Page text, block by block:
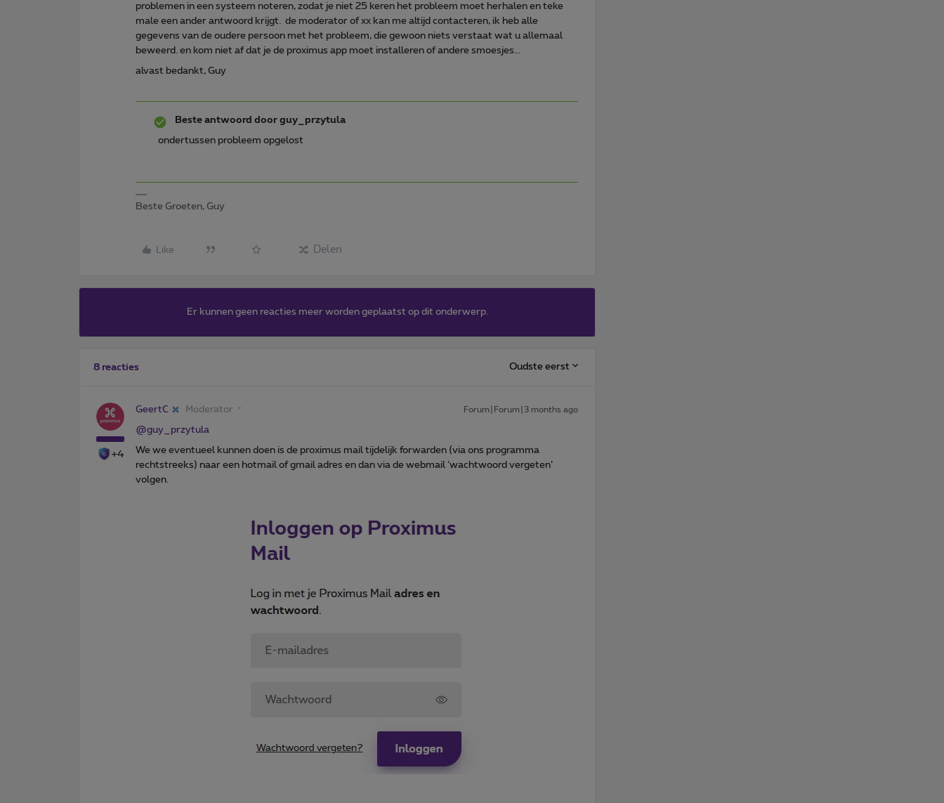
problemen in een systeem noteren, zodat je niet 25 keren het probleem moet herhalen en teke
male een ander antwoord krijgt. de moderator of xx kan me altijd contacteren, ik heb alle
gegevens van de oudere persoon met het probleem, die gewoon niets verstaat wat u allemaal
beweerd. en kom niet af dat je de proximus app moet installeren of andere smoesjes...
alvast bedankt, Guy
Beste antwoord door guy_przytula
ondertussen probleem opgelost
Beste Groeten, Guy
Like Delen
Er kunnen geen reacties meer worden geplaatst op dit onderwerp.
8 reacties Oudste eerst
+4
GeertC Moderator Forum|Forum|3 months ago
@guy_przytula
We we eventueel kunnen doen is de proximus mail tijdelijk forwarden (via ons programma
rechtstreeks) naar een hotmail of gmail adres en dan via de webmail ‘wachtwoord vergeten’
volgen.